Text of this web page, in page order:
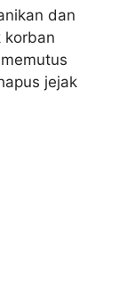
dan
korban
jejak